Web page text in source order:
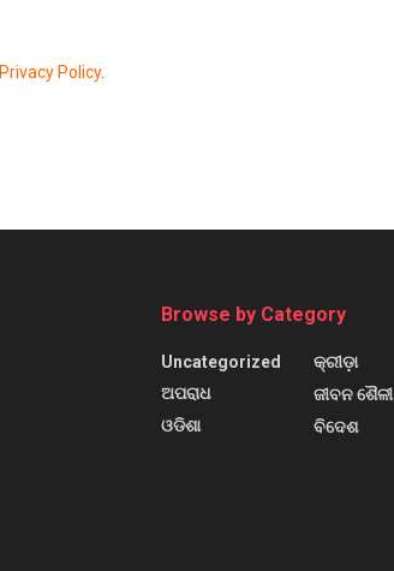
Privacy Policy.
Browse by Category
Uncategorized
ଅପରାଧ
ଓଡିଶା
କ୍ରୀଡ଼ା
ଜୀବନ ଶୈଳୀ
ବିଦେଶ